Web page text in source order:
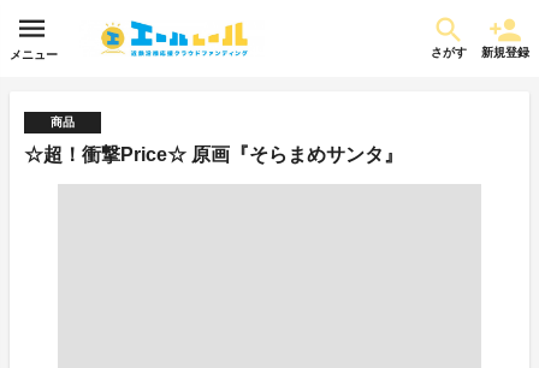
メニュー さがす 新規登録
商品
☆超！衝撃Price☆ 原画『そらまめサンタ』